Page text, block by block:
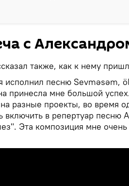
с
также, как к нему
исполнил песню Sevməsəm,
принесла мне большой
разные проекты, во время
включить в репертуар
Эта композиция мне